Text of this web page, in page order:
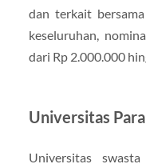
dan terkait
keseluruhan,
dari Rp 2.000.000
Universitas
Universitas